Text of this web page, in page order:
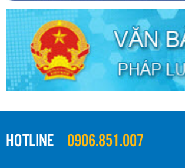
HOTLINE 0906.851.007